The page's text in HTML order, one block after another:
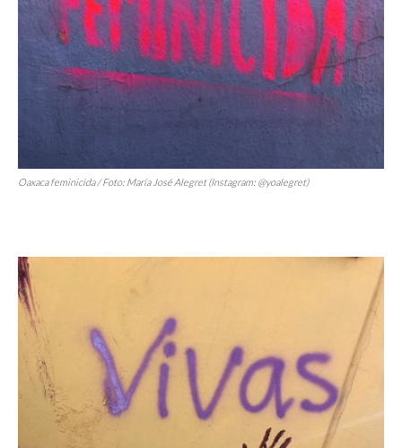
Oaxaca feminicida / Foto: María José Alegret (Instagram: @yoalegret)